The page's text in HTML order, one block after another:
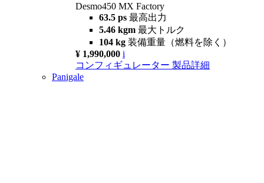
Desmo450 MX Factory
63.5 ps 最高出力
5.46 kgm 最大トルク
104 kg 装備重量（燃料を除く）
¥ 1,990,000 i
コンフィギュレーター 製品詳細
Panigale